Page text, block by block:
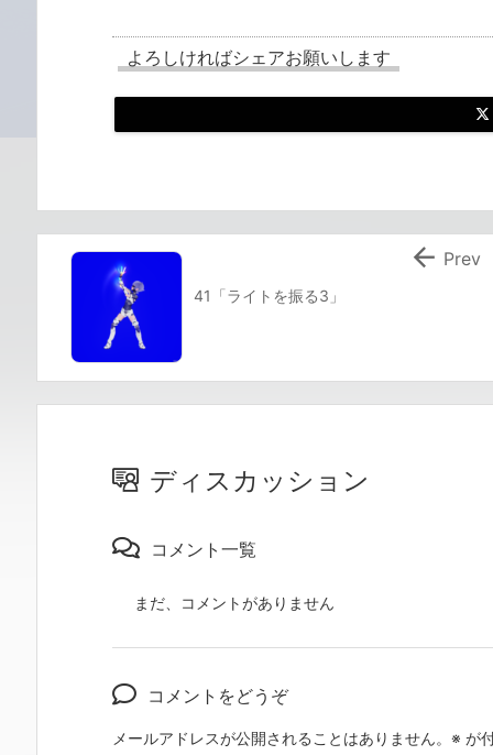
よろしければシェアお願いします
41「ライトを振る3」
 Prev
ディスカッション
コメント一覧
まだ、コメントがありません
コメントをどうぞ
メールアドレスが公開されることはありません。 ※ が